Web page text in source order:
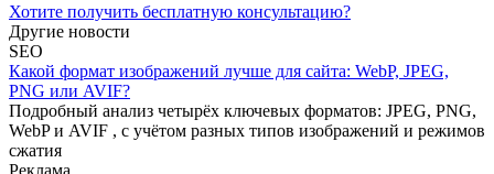
Хотите получить бесплатную консультацию?
Другие новости
SEO
Какой формат изображений лучше для сайта: WebP, JPEG,
PNG или AVIF?
Подробный анализ четырёх ключевых форматов: JPEG, PNG,
WebP и AVIF , с учётом разных типов изображений и режимов
сжатия
Реклама